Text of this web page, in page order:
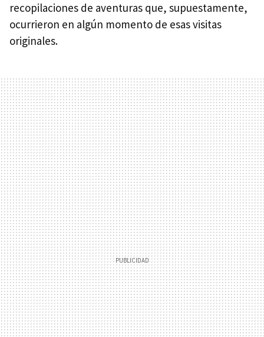
recopilaciones de aventuras que, supuestamente,
ocurrieron en algún momento de esas visitas
originales.